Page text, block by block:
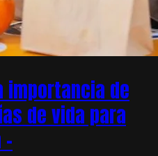
importancia de
de vida para